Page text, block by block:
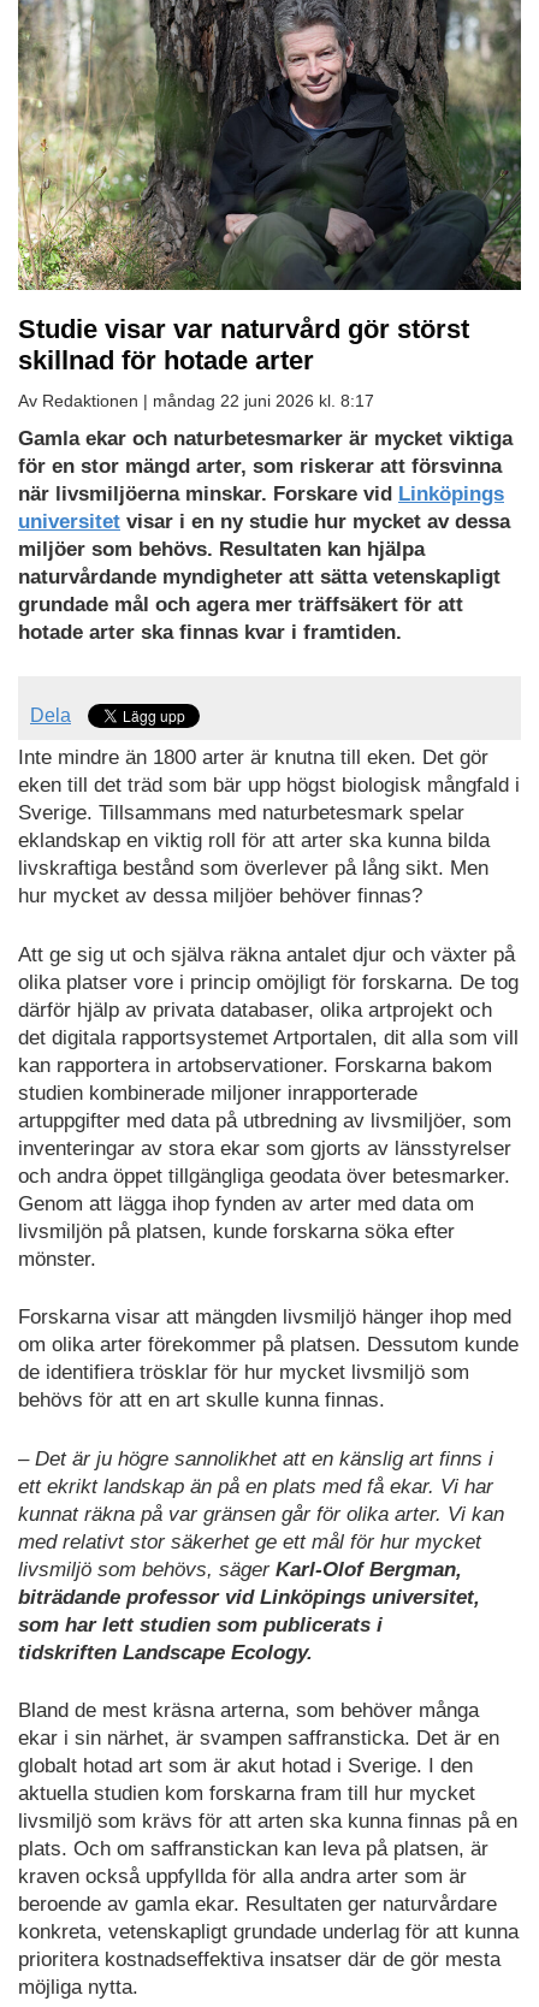
Studie visar var naturvård gör störst
skillnad för hotade arter
Av Redaktionen | måndag 22 juni 2026 kl. 8:17
Gamla ekar och naturbetesmarker är mycket viktiga
för en stor mängd arter, som riskerar att försvinna
när livsmiljöerna minskar. Forskare vid Linköpings
universitet visar i en ny studie hur mycket av dessa
miljöer som behövs. Resultaten kan hjälpa
naturvårdande myndigheter att sätta vetenskapligt
grundade mål och agera mer träffsäkert för att
hotade arter ska finnas kvar i framtiden.
Dela
Inte mindre än 1800 arter är knutna till eken. Det gör
eken till det träd som bär upp högst biologisk mångfald i
Sverige. Tillsammans med naturbetesmark spelar
eklandskap en viktig roll för att arter ska kunna bilda
livskraftiga bestånd som överlever på lång sikt. Men
hur mycket av dessa miljöer behöver finnas?
Att ge sig ut och själva räkna antalet djur och växter på
olika platser vore i princip omöjligt för forskarna. De tog
därför hjälp av privata databaser, olika artprojekt och
det digitala rapportsystemet Artportalen, dit alla som vill
kan rapportera in artobservationer. Forskarna bakom
studien kombinerade miljoner inrapporterade
artuppgifter med data på utbredning av livsmiljöer, som
inventeringar av stora ekar som gjorts av länsstyrelser
och andra öppet tillgängliga geodata över betesmarker.
Genom att lägga ihop fynden av arter med data om
livsmiljön på platsen, kunde forskarna söka efter
mönster.
Forskarna visar att mängden livsmiljö hänger ihop med
om olika arter förekommer på platsen. Dessutom kunde
de identifiera trösklar för hur mycket livsmiljö som
behövs för att en art skulle kunna finnas.
– Det är ju högre sannolikhet att en känslig art finns i
ett ekrikt landskap än på en plats med få ekar. Vi har
kunnat räkna på var gränsen går för olika arter. Vi kan
med relativt stor säkerhet ge ett mål för hur mycket
livsmiljö som behövs, sägerKarl-Olof Bergman,
biträdande professor vid Linköpings universitet,
som har lett studien som publicerats i
tidskriften Landscape Ecology.
Bland de mest kräsna arterna, som behöver många
ekar i sin närhet, är svampen saffransticka. Det är en
globalt hotad art som är akut hotad i Sverige. I den
aktuella studien kom forskarna fram till hur mycket
livsmiljö som krävs för att arten ska kunna finnas på en
plats. Och om saffranstickan kan leva på platsen, är
kraven också uppfyllda för alla andra arter som är
beroende av gamla ekar. Resultaten ger naturvårdare
konkreta, vetenskapligt grundade underlag för att kunna
prioritera kostnadseffektiva insatser där de gör mesta
möjliga nytta.